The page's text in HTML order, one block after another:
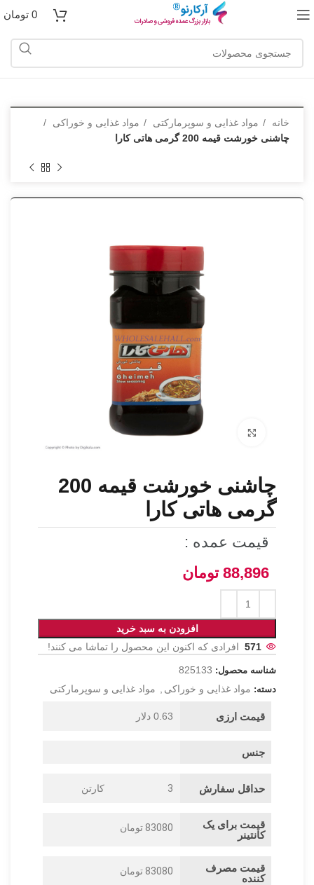
0 تومان
خانه مواد غذایی و سوپرمارکتی
مواد غذایی و خوراکی
چاشنی خورشت قیمه 200 گرمی هاتی کارا
برای بزرگنمایی کلیک کنید
چاشنی خورشت قیمه 200
گرمی هاتی کارا
قیمت عمده :
88,896 تومان
افزودن به سبد خرید
571 افرادی که اکنون این محصول را تماشا می کنند!
شناسه محصول: 825133
دسته: مواد غذایی و خوراکی مواد غذایی و سوپرمارکتی
قیمت ارزی 0.63 دلار
جنس
حداقل سفارش 3 کارتن
قیمت برای یک
کانتینر
83080 تومان
قیمت مصرف
کننده
83080 تومان